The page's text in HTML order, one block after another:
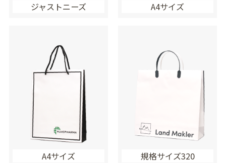
ジャストニーズ A4サイズ
A4サイズ 規格サイズ320